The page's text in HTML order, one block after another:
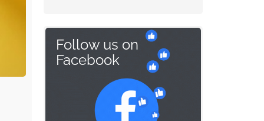
Follow us on
Facebook